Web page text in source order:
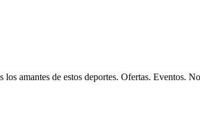
amantes de estos deportes. Ofertas. Eventos.